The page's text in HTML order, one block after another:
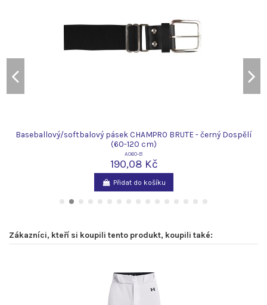
Baseballový/softbalový pásek CHAMPRO BRUTE - černý Dospělí
(60-120 cm)
A060-B
190,08 Kč
Přidat do košíku
Zákazníci, kteří si koupili tento produkt, koupili také: